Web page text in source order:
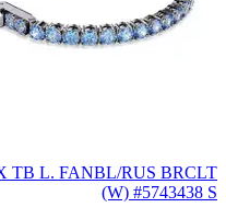
TB L. FANBL/RUS BRCLT
(W) #5743438 S